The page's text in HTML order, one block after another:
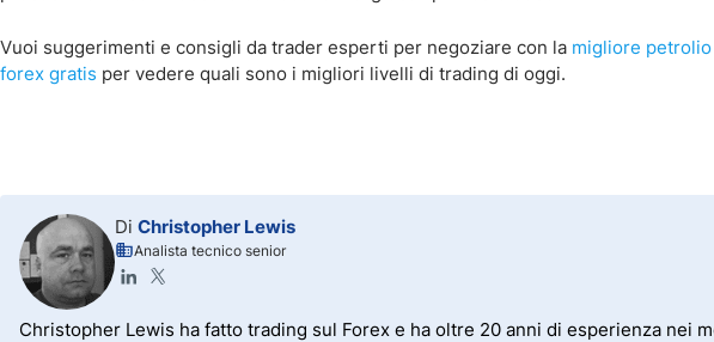
Vuoi suggerimenti e consigli da trader esperti per negoziare con la migliore
forex gratis per vedere quali sono i migliori livelli di trading di oggi.
Di Christopher Lewis
Analista tecnico senior
Christopher Lewis ha fatto trading sul Forex e ha oltre 20 anni di esperienza nei